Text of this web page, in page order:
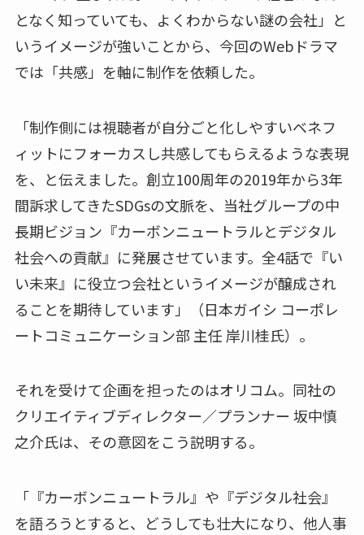
となく知っていても、よくわからない謎の会社」と
いうイメージが強いことから、今回のWebドラマ
では「共感」を軸に制作を依頼した。
「制作側には視聴者が自分ごと化しやすいベネフ
ィットにフォーカスし共感してもらえるような表現
を、と伝えました。創立100周年の2019年から3年
間訴求してきたSDGsの文脈を、当社グループの中
長期ビジョン『カーボンニュートラルとデジタル
社会への貢献』に発展させています。全4話で『い
い未来』に役立つ会社というイメージが醸成され
ることを期待しています」（日本ガイシ コーポレ
ートコミュニケーション部 主任 岸川桂氏）。
それを受けて企画を担ったのはオリコム。同社の
クリエイティブディレクター／プランナー 坂中慎
之介氏は、その意図をこう説明する。
「『カーボンニュートラル』や『デジタル社会』
を語ろうとすると、どうしても壮大になり、他人事